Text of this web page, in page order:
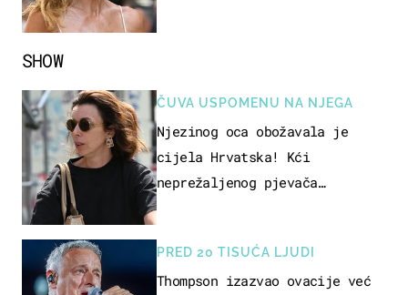
SHOW
ČUVA USPOMENU NA NJEGA
Njezinog oca obožavala je
cijela Hrvatska! Kći
neprežaljenog pjevača
PRED 20 TISUĆA LJUDI
Thompson izazvao ovacije već